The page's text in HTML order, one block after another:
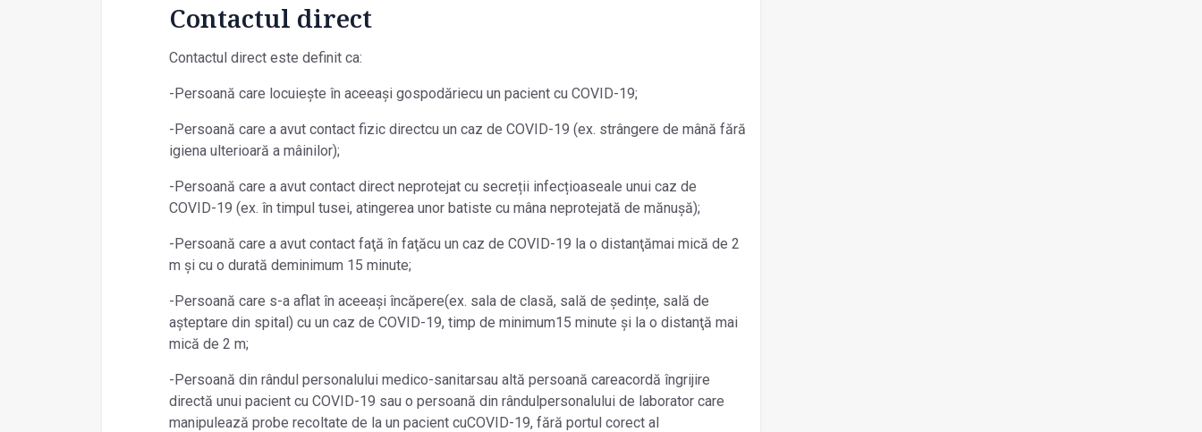
Contactul direct
Contactul direct este definit ca:
-Persoană care locuiește în aceeași gospodăriecu un pacient cu COVID-19;
-Persoană care a avut contact fizic directcu un caz de COVID-19 (ex. strângere de mână fără
igiena ulterioară a mâinilor);
-Persoană care a avut contact direct neprotejat cu secreții infecțioaseale unui caz de
COVID-19 (ex. în timpul tusei, atingerea unor batiste cu mâna neprotejată de mănușă);
-Persoană care a avut contact faţă în faţăcu un caz de COVID-19 la o distanţămai mică de 2
m şi cu o durată deminimum 15 minute;
-Persoană care s-a aflat în aceeași încăpere(ex. sala de clasă, sală de ședințe, sală de
așteptare din spital) cu un caz de COVID-19, timp de minimum15 minute şi la o distanţă mai
mică de 2 m;
-Persoană din rândul personalului medico-sanitarsau altă persoană careacordă îngrijire
directă unui pacient cu COVID-19 sau o persoană din rândulpersonalului de laborator care
manipulează probe recoltate de la un pacient cuCOVID-19, fără portul corect al